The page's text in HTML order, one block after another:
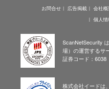
お問合せ 広告掲載 会社概
個人
ScanNetSecurity
場）の運営するサ
証券コード：6038
株式会社イードは